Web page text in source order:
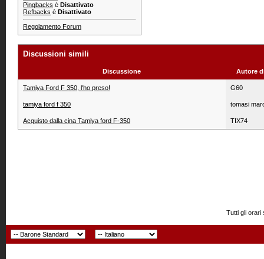
Pingbacks è Disattivato
Refbacks è Disattivato
Regolamento Forum
Discussioni simili
Discussione Autore
Tamiya Ford F 350, l'ho preso! G60
tamiya ford f 350 tomasi
Acquisto dalla cina Tamiya ford F-350 TIX74
Tutti gli orari